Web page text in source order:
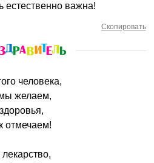
естественно важна!
Скопировать
человека,
желаем,
отмечаем!